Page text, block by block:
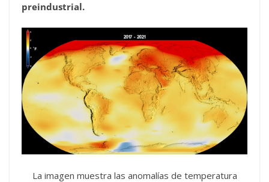
preindustrial.
La imagen muestra las anomalías de temperatura